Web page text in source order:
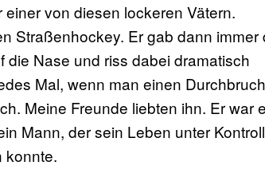
von diesen lockeren Vätern.
Straßenhockey. Er gab dann immer
Nase und riss dabei dramatisch
Mal, wenn man einen Durchbruch
Meine Freunde liebten ihn. Er war
Mann, der sein Leben unter
konnte.